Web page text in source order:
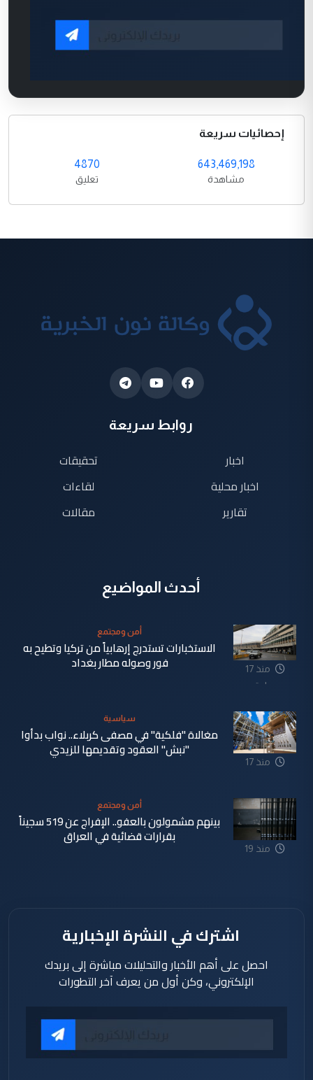
إحصائيات سريعة
643,469,198
مشاهدة
4870
تعليق
روابط سريعة
اخبار
اخبار محلية
تقارير
تحقيقات
لقاءات
مقالات
أحدث المواضيع
منذ 17
ساعة
أمن ومجتمع
الاستخبارات تستدرج إرهابياً من تركيا وتطيح به
فور وصوله مطار بغداد
منذ 17
سياسية
مغالاة "فلكية" في مصفى كربلاء.. نواب بدأوا
"نبش" العقود وتقديمها للزيدي
منذ 19
أمن ومجتمع
بينهم مشمولون بالعفو.. الإفراج عن 519 سجيناً
بقرارات قضائية في العراق
اشترك في النشرة الإخبارية
احصل على أهم الأخبار والتحليلات مباشرة إلى بريدك
الإلكتروني، وكن أول من يعرف آخر التطورات